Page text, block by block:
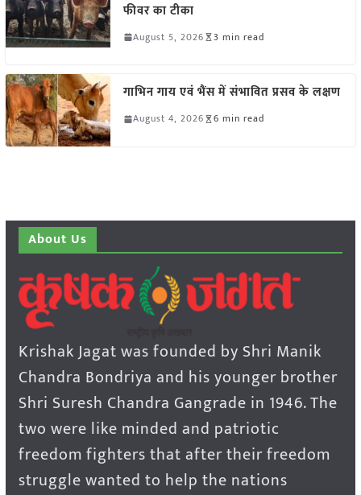
फीवर का टीका
August 5, 2026 3 min read
गाभिन गाय एवं भैंस में संभावित प्रसव के लक्षण
August 4, 2026 6 min read
About Us
Krishak Jagat was founded by Shri Manik
Chandra Bondriya and his younger brother
Shri Suresh Chandra Gangrade in 1946. The
two were like minded and patriotic
freedom fighters that after their freedom
struggle wanted to help the nations